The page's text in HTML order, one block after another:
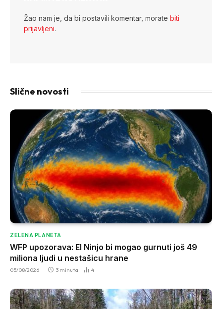
Žao nam je, da bi postavili komentar, morate biti
prijavljeni.
Slične novosti
ZELENA PLANETA
WFP upozorava: El Ninjo bi mogao gurnuti još 49
miliona ljudi u nestašicu hrane
05/08/2026 3 minuta 4